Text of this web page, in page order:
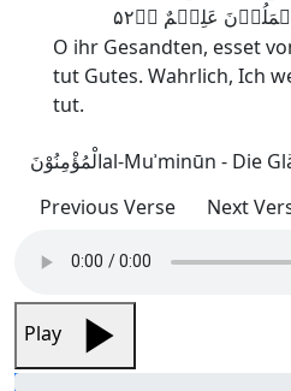
O ihr Gesandten, esset
tut Gutes. Wahrlich, Ich
tut.
الْمُؤْمِنُوْنَal-Muʾminūn - Die
Previous Verse
Next
Play